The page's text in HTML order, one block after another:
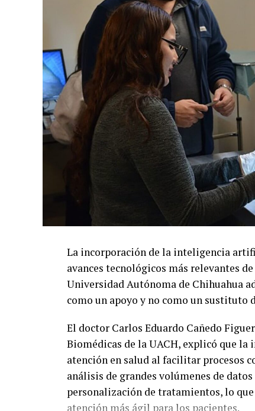
La incorporación de la inteligencia
avances tecnológicos más relevantes
Universidad Autónoma de Chihuahua
como un apoyo y no como un sustituto
El doctor Carlos Eduardo Cañedo
Biomédicas de la UACH, explicó que
atención en salud al facilitar procesos
análisis de grandes volúmenes de
personalización de tratamientos, lo
atención más ágil para los pacientes.